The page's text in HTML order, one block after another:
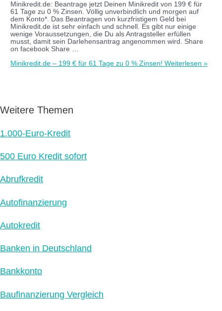
Minikredit.de: Beantrage jetzt Deinen Minikredit von 199 € für
61 Tage zu 0 % Zinsen. Völlig unverbindlich und morgen auf
dem Konto*. Das Beantragen von kurzfristigem Geld bei
Minikredit.de ist sehr einfach und schnell. Es gibt nur einige
wenige Voraussetzungen, die Du als Antragsteller erfüllen
musst, damit sein Darlehensantrag angenommen wird. Share
on facebook Share …
Minikredit.de – 199 € für 61 Tage zu 0 % Zinsen! Weiterlesen »
Weitere Themen
1.000-Euro-Kredit
500 Euro Kredit sofort
Abrufkredit
Autofinanzierung
Autokredit
Banken in Deutschland
Bankkonto
Baufinanzierung Vergleich